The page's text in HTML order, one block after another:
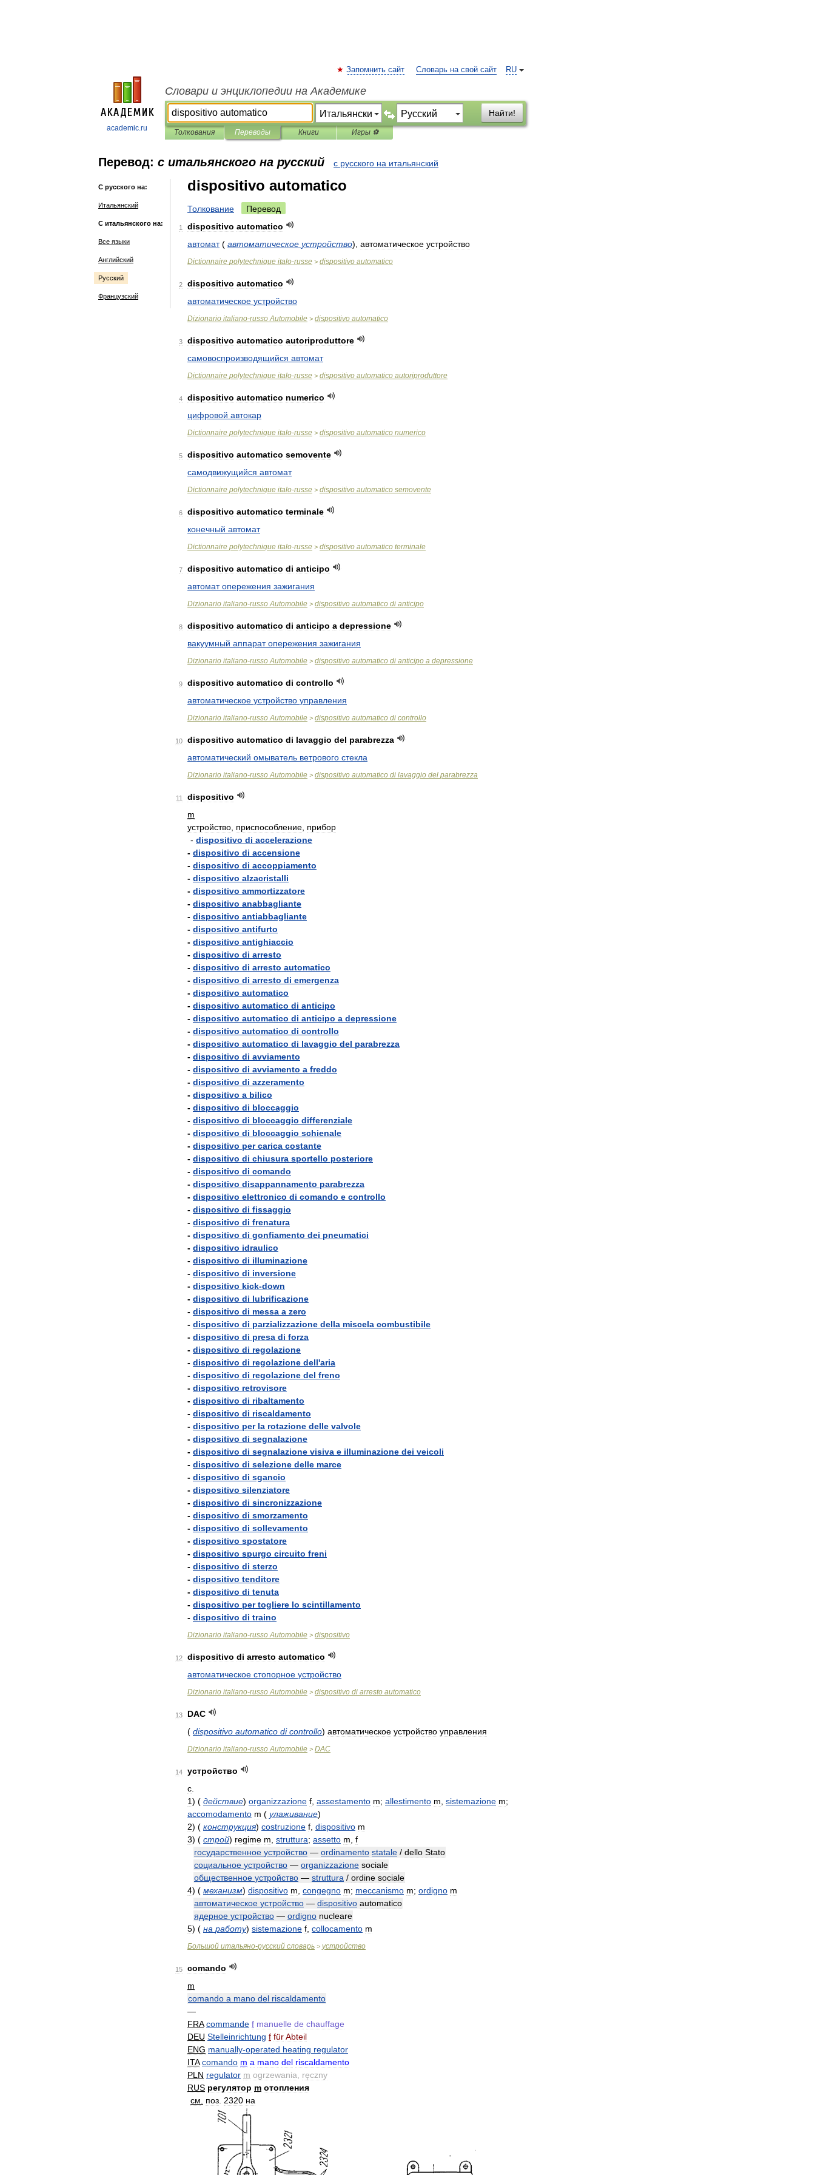
academic.ru
RU
Запомнить сайт Словарь на свой сайт
Словари и энциклопедии на Академике
Найти!
Толкования Переводы Книги Игры ⚽
Перевод: с итальянского на русский с русского на итальянский
С русского на:
Итальянский
С итальянского на:
Все языки
Английский
Русский
Французский
dispositivo automatico
Толкование Перевод
1 dispositivo automatico
автомат ( автоматическое устройство) автоматическое устройство
Dictionnaire polytechnique italo-russe > dispositivo automatico
2 dispositivo automatico
автоматическое устройство
Dizionario italiano-russo Automobile > dispositivo automatico
3 dispositivo automatico autoriproduttore
самовоспроизводящийся автомат
Dictionnaire polytechnique italo-russe > dispositivo automatico autoriproduttore
4 dispositivo automatico numerico
цифровой автокар
Dictionnaire polytechnique italo-russe > dispositivo automatico numerico
5 dispositivo automatico semovente
самодвижущийся автомат
Dictionnaire polytechnique italo-russe > dispositivo automatico semovente
6 dispositivo automatico terminale
конечный автомат
Dictionnaire polytechnique italo-russe > dispositivo automatico terminale
7 dispositivo automatico di anticipo
автомат опережения зажигания
Dizionario italiano-russo Automobile > dispositivo automatico di anticipo
8 dispositivo automatico di anticipo a depressione
вакуумный аппарат опережения зажигания
Dizionario italiano-russo Automobile > dispositivo automatico di anticipo a depressione
9 dispositivo automatico di controllo
автоматическое устройство управления
Dizionario italiano-russo Automobile > dispositivo automatico di controllo
10 dispositivo automatico di lavaggio del parabrezza
автоматический омыватель ветрового стекла
Dizionario italiano-russo Automobile > dispositivo automatico di lavaggio del parabrezza
11
dispositivo
m
устройство приспособление прибор
- dispositivo di accelerazione
- dispositivo di accensione
- dispositivo di accoppiamento
- dispositivo alzacristalli
- dispositivo ammortizzatore
- dispositivo anabbagliante
- dispositivo antiabbagliante
- dispositivo antifurto
- dispositivo antighiaccio
- dispositivo di arresto
- dispositivo di arresto automatico
- dispositivo di arresto di emergenza
- dispositivo automatico
- dispositivo automatico di anticipo
- dispositivo automatico di anticipo a depressione
- dispositivo automatico di controllo
- dispositivo automatico di lavaggio del parabrezza
- dispositivo di avviamento
- dispositivo di avviamento a freddo
- dispositivo di azzeramento
- dispositivo a bilico
- dispositivo di bloccaggio
- dispositivo di bloccaggio differenziale
- dispositivo di bloccaggio schienale
- dispositivo per carica costante
- dispositivo di chiusura sportello posteriore
- dispositivo di comando
- dispositivo disappannamento parabrezza
- dispositivo elettronico di comando e controllo
- dispositivo di fissaggio
- dispositivo di frenatura
- dispositivo di gonfiamento dei pneumatici
- dispositivo idraulico
- dispositivo di illuminazione
- dispositivo di inversione
- dispositivo kick-down
- dispositivo di lubrificazione
- dispositivo di messa a zero
- dispositivo di parzializzazione della miscela combustibile
- dispositivo di presa di forza
- dispositivo di regolazione
- dispositivo di regolazione dell'aria
- dispositivo di regolazione del freno
- dispositivo retrovisore
- dispositivo di ribaltamento
- dispositivo di riscaldamento
- dispositivo per la rotazione delle valvole
- dispositivo di segnalazione
- dispositivo di segnalazione visiva e illuminazione dei veicoli
- dispositivo di selezione delle marce
- dispositivo di sgancio
- dispositivo silenziatore
- dispositivo di sincronizzazione
- dispositivo di smorzamento
- dispositivo di sollevamento
- dispositivo spostatore
- dispositivo spurgo circuito freni
- dispositivo di sterzo
- dispositivo tenditore
- dispositivo di tenuta
- dispositivo per togliere lo scintillamento
- dispositivo di traino
Dizionario italiano-russo Automobile > dispositivo
12 dispositivo di arresto automatico
автоматическое стопорное устройство
Dizionario italiano-russo Automobile > dispositivo di arresto automatico
13
DAC
( dispositivo automatico di controllo) автоматическое устройство управления
Dizionario italiano-russo Automobile > DAC
14
устройство
с
1) ( действие) organizzazione f assestamento m; allestimento m sistemazione m;
accomodamento m ( улаживание)
2) ( конструкция) costruzione f dispositivo m
3) ( строй) regime m struttura; assetto m f
государственное устройство — ordinamento statale / dello Stato
социальное устройство — organizzazione sociale
общественное устройство — struttura / ordine sociale
4) ( механизм) dispositivo m congegno m; meccanismo m; ordigno m
автоматическое устройство — dispositivo automatico
ядерное устройство — ordigno nucleare
5) ( на работу) sistemazione f collocamento m
Большой итальяно-русский словарь > устройство
15
comando
m
comando a mano del riscaldamento
—
FRA commande f manuelle de chauffage
DEU Stelleinrichtung f fürAbteil
ENG manually-operated heating regulator
ITA comando m a mano del riscaldamento
PLN regulator m ogrzewania
ręczny
RUS регулятор m отопления
см
поз 2320 на